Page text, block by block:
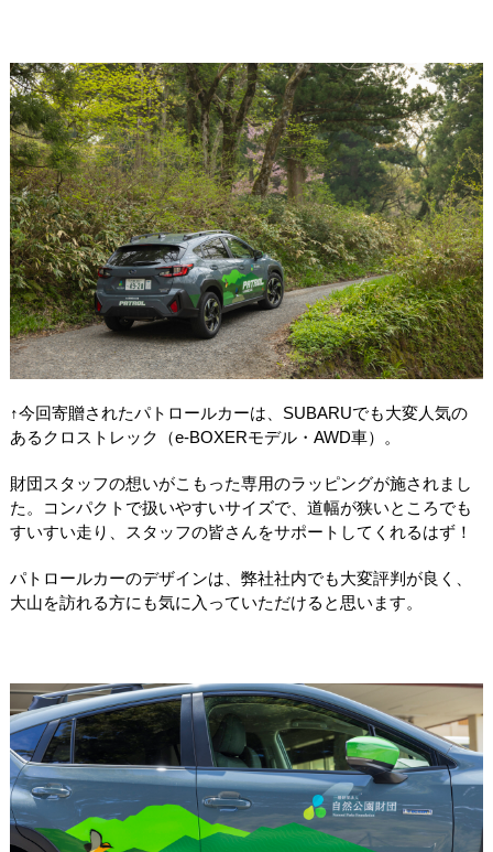
↑今回寄贈されたパトロールカーは、 SUBARUでも大変人気の
あるクロストレック（e-BOXERモデル・AWD車）。
財団スタッフの想いがこもった専用のラッピングが施されまし
た。コンパクトで扱いやすいサイズで、道幅が狭いところでも
すいすい走り、スタッフの皆さんをサポートしてくれるはず！
パトロールカーのデザインは、弊社社内でも大変評判が良く、
大山を訪れる方にも気に入っていただけると思います。